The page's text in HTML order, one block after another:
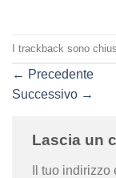
I trackback sono
← Precedente
Successivo →
Lascia un
Il tuo